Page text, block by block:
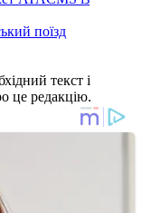
поїзд
текст і
це редакцію.